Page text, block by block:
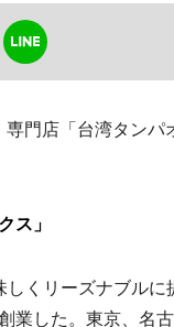
門店「台湾タンパ
ス」
くリーズナブルに
業した。東京、名